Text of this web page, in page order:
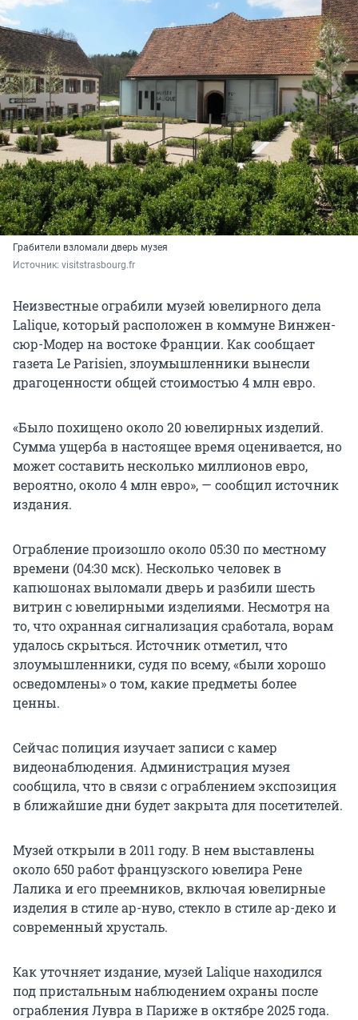
Грабители взломали дверь музея
Источник: visitstrasbourg.fr
Неизвестные ограбили музей ювелирного дела
Lalique, который расположен в коммуне Винжен-
сюр-Модер на востоке Франции. Как сообщает
газета Le Parisien, злоумышленники вынесли
драгоценности общей стоимостью 4 млн евро.
«Было похищено около 20 ювелирных изделий.
Сумма ущерба в настоящее время оценивается, но
может составить несколько миллионов евро,
вероятно, около 4 млн евро», — сообщил источник
издания.
Ограбление произошло около 05:30 по местному
времени (04:30 мск). Несколько человек в
капюшонах выломали дверь и разбили шесть
витрин с ювелирными изделиями. Несмотря на
то, что охранная сигнализация сработала, ворам
удалось скрыться. Источник отметил, что
злоумышленники, судя по всему, «были хорошо
осведомлены» о том, какие предметы более
ценны.
Сейчас полиция изучает записи с камер
видеонаблюдения. Администрация музея
сообщила, что в связи с ограблением экспозиция
в ближайшие дни будет закрыта для посетителей.
Музей открыли в 2011 году. В нем выставлены
около 650 работ французского ювелира Рене
Лалика и его преемников, включая ювелирные
изделия в стиле ар-нуво, стекло в стиле ар-деко и
современный хрусталь.
Как уточняет издание, музей Lalique находился
под пристальным наблюдением охраны после
ограбления Лувра в Париже в октябре 2025 года.